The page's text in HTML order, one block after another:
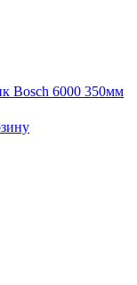
Bosch 6000 350мм